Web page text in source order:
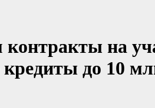
на
до 10